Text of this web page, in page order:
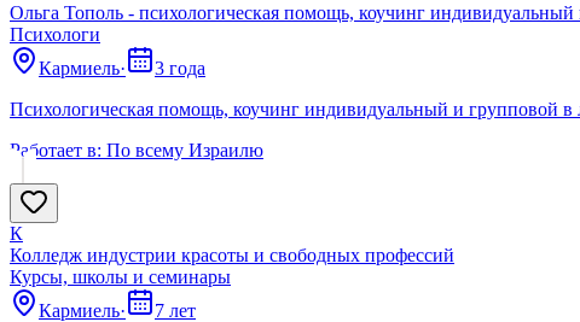
Ольга Тополь - психологическая помощь, коучинг индивидуальный
Психологи
Кармиель·
3 года
Психологическая помощь, коучинг индивидуальный и групповой
Работает в: По всему Израилю
К
Колледж индустрии красоты и свободных профессий
Курсы, школы и семинары
Кармиель·
7 лет